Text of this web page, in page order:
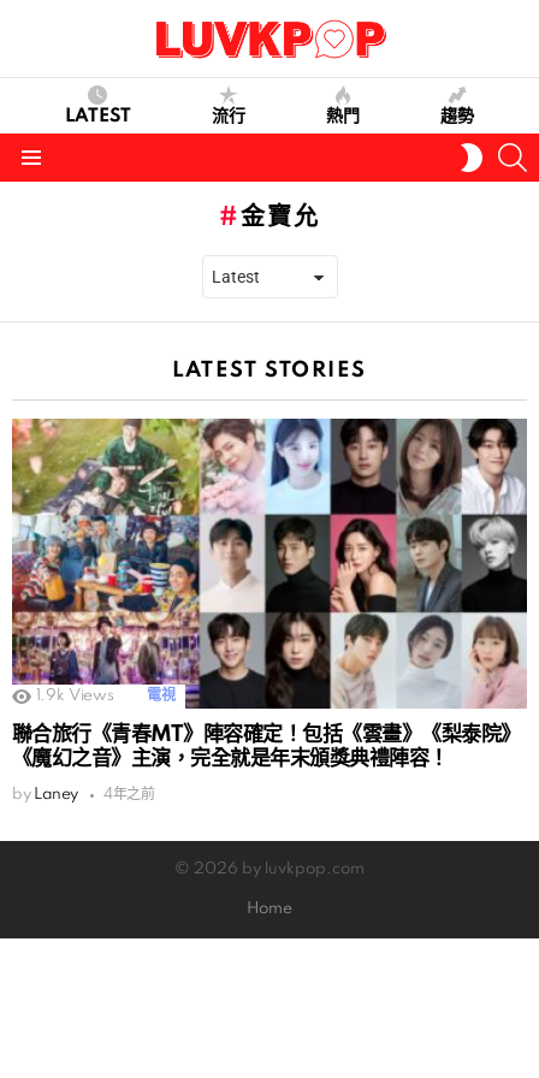
LATEST 流行 熱門 趨勢
SKIN
金寶允
LATEST STORIES
1.9k Views 電視
聯合旅行《青春MT》陣容確定！包括《雲畫》《梨泰院》
《魔幻之音》主演，完全就是年末頒獎典禮陣容！
by Laney 4年之前
© 2026 by luvkpop.com
Home